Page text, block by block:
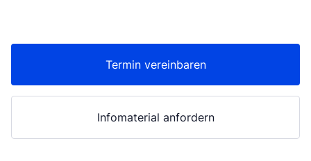
Termin vereinbaren
Infomaterial anfordern